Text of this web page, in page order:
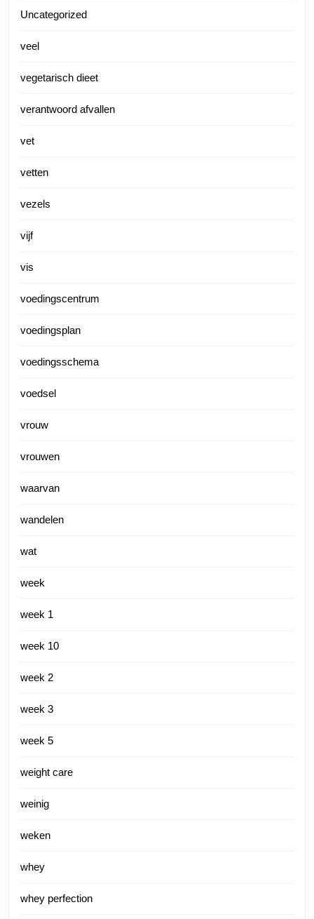
Uncategorized
veel
vegetarisch dieet
verantwoord afvallen
vet
vetten
vezels
vijf
vis
voedingscentrum
voedingsplan
voedingsschema
voedsel
vrouw
vrouwen
waarvan
wandelen
wat
week
week 1
week 10
week 2
week 3
week 5
weight care
weinig
weken
whey
whey perfection